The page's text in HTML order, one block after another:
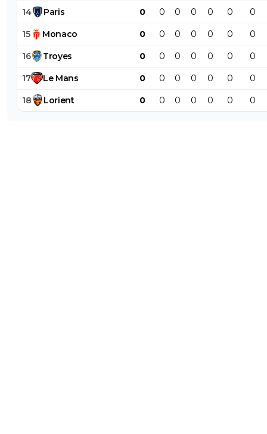
14 Paris 0 0 0 0 0 0 0
15 Monaco 0 0 0 0 0 0 0
16 Troyes 0 0 0 0 0 0 0
17 Le Mans 0 0 0 0 0 0 0
18 Lorient 0 0 0 0 0 0 0